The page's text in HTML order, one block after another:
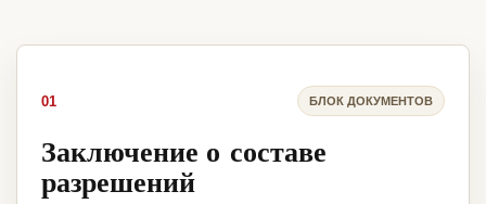
01 БЛОК ДОКУМЕНТОВ
Заключение о составе
разрешений